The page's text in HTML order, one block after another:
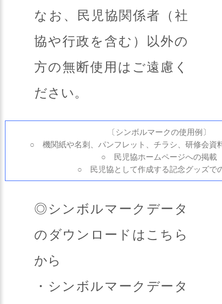
なお、民児協関係者（社
協や行政を含む）以外の
方の無断使用はご遠慮く
ださい。
〔シンボルマークの使用例〕
○ 機関紙や名刺、パンフレット、チラシ、研修会資
○ 民児協ホームページへの掲載
○ 民児協として作成する記念グッズで
◎シンボルマークデータ
のダウンロードはこちら
から
・シンボルマークデータ